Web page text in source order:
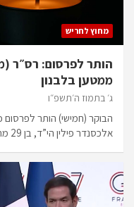
מחוץ לחריש
הותר לפרסום: רס״ר
ממטען בלבנון
ג׳ בתמוז ה׳תשפ״ו
הבוקר (חמישי) הותר לפרסום
אלכסנדר פילין הי”ד, בן 29 מחיפה,…